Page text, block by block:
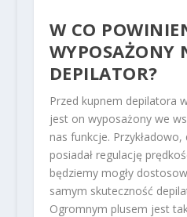
W CO
WYPOSAŻONY
DEPILATOR?
Przed kupnem depilatora
jest on wyposażony we
nas funkcje.
posiadał regulację
będziemy mogły
samym skuteczność
Ogromnym plusem jest